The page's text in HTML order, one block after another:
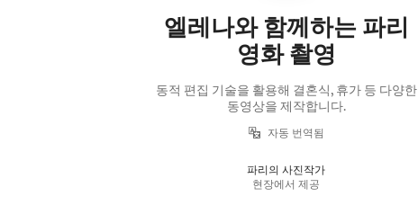
엘레나와 함께하는 파리
영화 촬영
동적 편집 기술을 활용해 결혼식, 휴가 등 다양한
동영상을 제작합니다.
자동 번역됨
파리의 사진작가
현장에서 제공